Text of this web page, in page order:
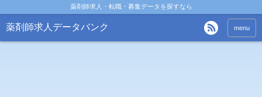
薬剤師求人・転職・募集データを探すなら
薬剤師求人データバンク menu